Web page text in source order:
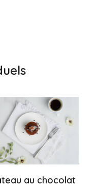
au chocolat